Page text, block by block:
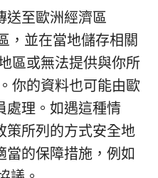
送至歐洲經濟區
，並在當地儲存相關
區或無法提供與你所
你的資料也可能由歐
處理。如遇這種情
策所列的方式安全地
當的保障措施，例如